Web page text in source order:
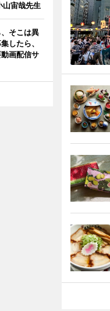
山宙哉先生
そこは異
したら、
画配信サ